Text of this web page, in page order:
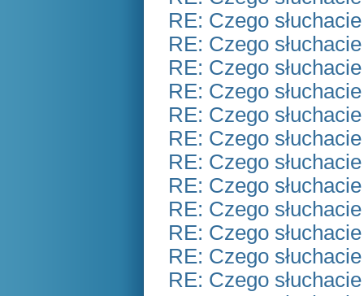
RE: Czego
RE: Czego
RE: Czego
RE: Czego
RE: Czego
RE: Czego
RE: Czego
RE: Czego
RE: Czego
RE: Czego
RE: Czego
RE: Czego